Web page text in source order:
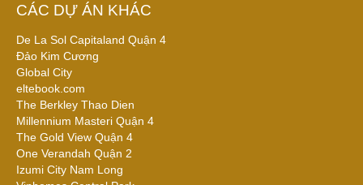
CÁC DỰ ÁN KHÁC
De La Sol Capitaland Quận 4
Đảo Kim Cương
Global City
eltebook.com
The Berkley Thao Dien
Millennium Masteri Quận 4
The Gold View Quận 4
One Verandah Quận 2
Izumi City Nam Long